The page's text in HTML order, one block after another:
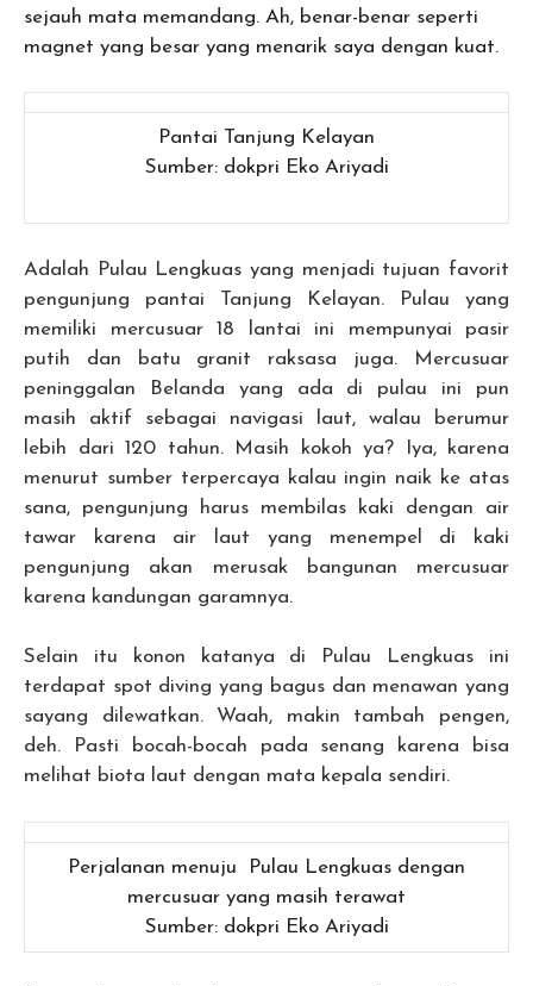
sejauh mata memandang. Ah, benar-benar seperti
magnet yang besar yang menarik saya dengan kuat.
Pantai Tanjung Kelayan
Sumber: dokpri Eko Ariyadi
Adalah Pulau Lengkuas yang menjadi tujuan favorit
pengunjung pantai Tanjung Kelayan. Pulau yang
memiliki mercusuar 18 lantai ini mempunyai pasir
putih dan batu granit raksasa juga. Mercusuar
peninggalan Belanda yang ada di pulau ini pun
masih aktif sebagai navigasi laut, walau berumur
lebih dari 120 tahun. Masih kokoh ya? Iya, karena
menurut sumber terpercaya kalau ingin naik ke atas
sana, pengunjung harus membilas kaki dengan air
tawar karena air laut yang menempel di kaki
pengunjung akan merusak bangunan mercusuar
karena kandungan garamnya.
Selain itu konon katanya di Pulau Lengkuas ini
terdapat spot diving yang bagus dan menawan yang
sayang dilewatkan. Waah, makin tambah pengen,
deh. Pasti bocah-bocah pada senang karena bisa
melihat biota laut dengan mata kepala sendiri.
Perjalanan menuju Pulau Lengkuas dengan
mercusuar yang masih terawat
Sumber: dokpri Eko Ariyadi